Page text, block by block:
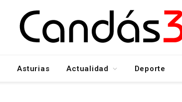
Asturias Actualidad Deporte